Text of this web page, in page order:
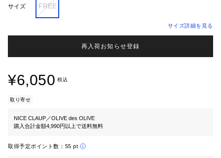
サイズ FREE
サイズ詳細を見る
再入荷お知らせ登録
¥6,050 税込
取り寄せ
NICE CLAUP／OLIVE des OLIVE
購入合計金額4,990円以上で送料無料
取得予定ポイント数： 55 pt